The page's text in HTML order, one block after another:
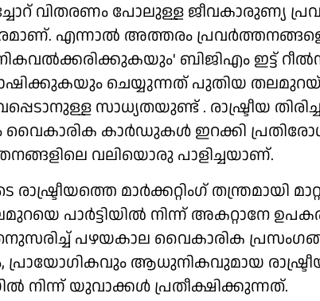
വിതരണം പോലുള്ള ജീവകാരുണ്യ
എന്നാൽ അത്തരം
ബിജിഎം ഇട്ട്
ചെയ്യുന്നത് പുതിയ
സാധ്യതയുണ്ട് . രാഷ്ട്രീയ
വൈകാരിക കാർഡുകൾ ഇറക്കി
വലിയൊരു പാളിച്ചയാണ്.
രാഷ്ട്രീയത്തെ മാർക്കറ്റിംഗ് തന്ത്രമായി
പാർട്ടിയിൽ നിന്ന് അകറ്റാനേ
പഴയകാല വൈകാരിക
പ്രായോഗികവും ആധുനികവുമായ
നിന്ന് യുവാക്കൾ പ്രതീക്ഷിക്കുന്നത്.